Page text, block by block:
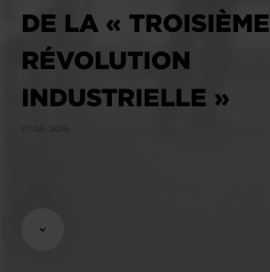
DE LA « TROISIÈME
RÉVOLUTION
INDUSTRIELLE »